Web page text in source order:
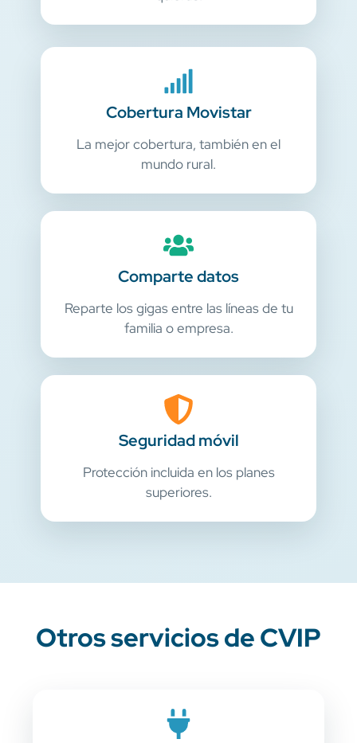
Cobertura Movistar
La mejor cobertura, también en el
mundo rural.
Comparte datos
Reparte los gigas entre las líneas de tu
familia o empresa.
Seguridad móvil
Protección incluida en los planes
superiores.
Otros servicios de CVIP